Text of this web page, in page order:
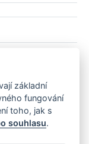
základní
fungování
toho, jak s
souhlasu